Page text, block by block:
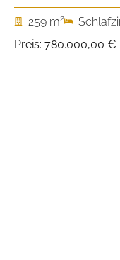
259 m2
Preis: 780.000,00 €